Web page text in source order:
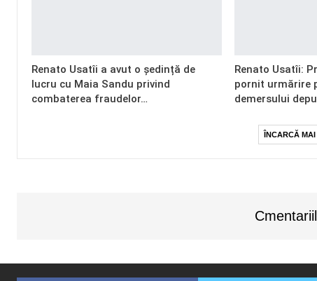
Renato Usatîi a avut o ședință de
lucru cu Maia Sandu privind
combaterea fraudelor…
Renato Usatîi:
pornit urmărire
demersului
ÎNCARCĂ